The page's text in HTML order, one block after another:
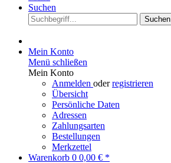
Suchen
Suchen
Mein Konto
Menü schließen
Mein Konto
Anmelden oderregistrieren
Übersicht
Persönliche Daten
Adressen
Zahlungsarten
Bestellungen
Merkzettel
Warenkorb 0 0,00 € *